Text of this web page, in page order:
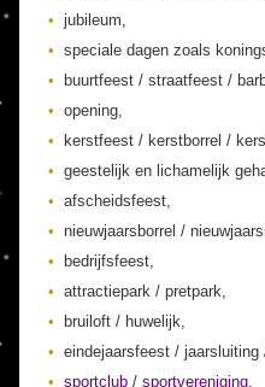
jubileum,
speciale dagen zoals
buurtfeest / straatfeest /
opening,
kerstfeest / kerstborrel /
geestelijk en lichamelijk
afscheidsfeest,
nieuwjaarsborrel /
bedrijfsfeest,
attractiepark / pretpark,
bruiloft / huwelijk,
eindejaarsfeest / jaarsluiting
sportclub / sportvereniging,